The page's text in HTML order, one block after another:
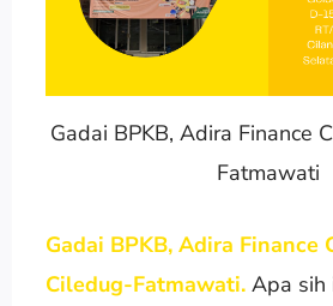
Gadai BPKB, Adira Finance
Fatmawati
Gadai BPKB, Adira Finance
Ciledug-Fatmawati. Apa sih